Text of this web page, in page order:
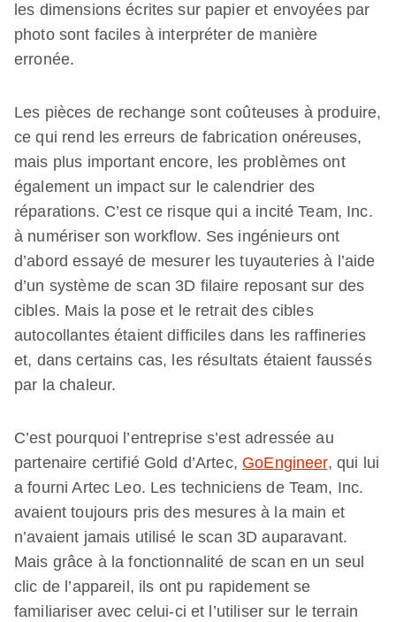
les dimensions écrites sur papier et envoyées par
photo sont faciles à interpréter de manière
erronée.
Les pièces de rechange sont coûteuses à produire,
ce qui rend les erreurs de fabrication onéreuses,
mais plus important encore, les problèmes ont
également un impact sur le calendrier des
réparations. C’est ce risque qui a incité Team, Inc.
à numériser son workflow. Ses ingénieurs ont
d’abord essayé de mesurer les tuyauteries à l’aide
d’un système de scan 3D filaire reposant sur des
cibles. Mais la pose et le retrait des cibles
autocollantes étaient difficiles dans les raffineries
et, dans certains cas, les résultats étaient faussés
par la chaleur.
C’est pourquoi l’entreprise s’est adressée au
partenaire certifié Gold d’Artec, GoEngineer, qui lui
a fourni Artec Leo. Les techniciens de Team, Inc.
avaient toujours pris des mesures à la main et
n’avaient jamais utilisé le scan 3D auparavant.
Mais grâce à la fonctionnalité de scan en un seul
clic de l’appareil, ils ont pu rapidement se
familiariser avec celui-ci et l’utiliser sur le terrain